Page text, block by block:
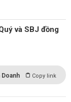
và SBJ đồng
Doanh Copy link